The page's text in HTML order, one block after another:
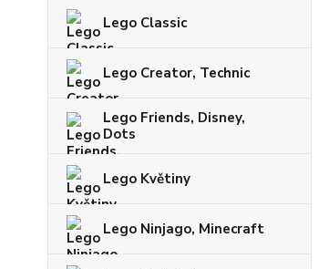
Lego Classic
Lego Creator, Technic
Lego Friends, Disney,
Dots
Lego Květiny
Lego Ninjago, Minecraft